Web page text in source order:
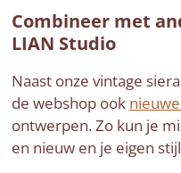
Combineer met
LIAN Studio
Naast onze vintage
de webshop ook
ontwerpen. Zo kun je
en nieuw en je eigen